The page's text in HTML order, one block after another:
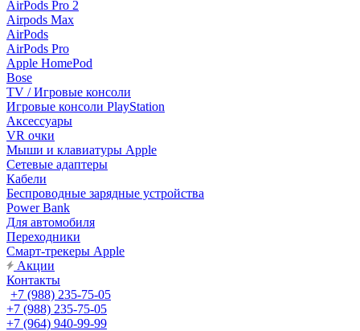
AirPods Pro 2
Airpods Max
AirPods
AirPods Pro
Apple HomePod
Bose
TV / Игровые консоли
Игровые консоли PlayStation
Аксессуары
VR очки
Мыши и клавиатуры Apple
Сетевые адаптеры
Кабели
Беспроводные зарядные устройства
Power Bank
Для автомобиля
Переходники
Смарт-трекеры Apple
Акции
Контакты
+7 (988) 235-75-05
+7 (988) 235-75-05
+7 (964) 940-99-99